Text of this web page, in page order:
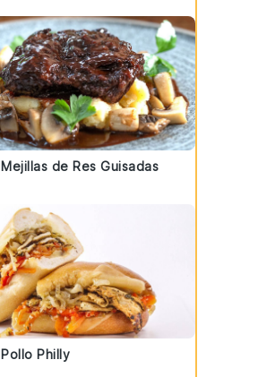
de Res Guisadas
Philly